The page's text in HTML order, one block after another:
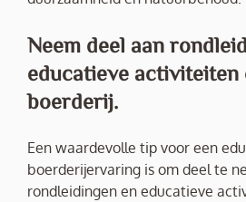
Neem deel aan
educatieve activiteiten
boerderij.
Een waardevolle tip voor een
boerderijervaring is om deel te
rondleidingen en educatieve